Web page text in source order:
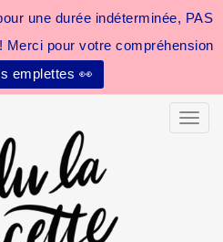
une durée indéterminée, PAS
pour votre compréhension
emplettes 👀